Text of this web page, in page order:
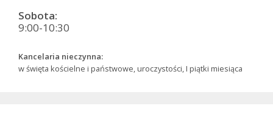
Sobota:
9:00-10:30
Kancelaria nieczynna:
w święta kościelne i państwowe, uroczystości, I piątki miesiąca